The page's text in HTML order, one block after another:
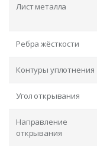
Лист металла
Ребра жёсткости
Контуры уплотнения
Угол открывания
Направление
открывания